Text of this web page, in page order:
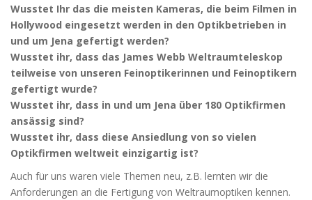
Wusstet Ihr das die meisten Kameras, die beim Filmen in
Hollywood eingesetzt werden in den Optikbetrieben in
und um Jena gefertigt werden?
Wusstet ihr, dass das James Webb Weltraumteleskop
teilweise von unseren Feinoptikerinnen und Feinoptikern
gefertigt wurde?
Wusstet ihr, dass in und um Jena über 180 Optikfirmen
ansässig sind?
Wusstet ihr, dass diese Ansiedlung von so vielen
Optikfirmen weltweit einzigartig ist?
Auch für uns waren viele Themen neu, z.B. lernten wir die
Anforderungen an die Fertigung von Weltraumoptiken kennen.